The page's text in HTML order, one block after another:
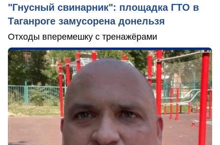
"Гнусный свинарник": площадка ГТО в
Таганроге замусорена донельзя
Отходы вперемешку с тренажёрами